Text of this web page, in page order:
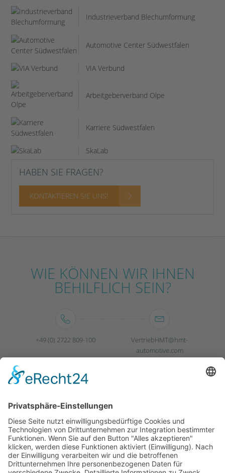
Industrieverband Blechumformung
Automotive Center Südwestfalen
VIA Verbund
Arbeitgeberverband Olpe
Karriere Südwestfalen
SkaLab
HABEN SIE FRAGEN?
KONTAKTIEREN SIE UNS!
WIE KÖNNEN WIR IHNEN
BEHILFLICH SEIN?
+49 (0) 2722 809-100
VertriebHMT@hmt-
automotive.com